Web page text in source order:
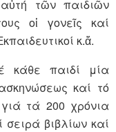
τῶν παιδιῶν
οἱ γονεῖς καί
κ.ἄ.
κάθε παιδί μία
καί τό
τά 200 χρόνια
βιβλίων καί